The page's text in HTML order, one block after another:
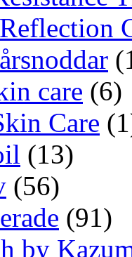
care (6)
Care
(13)
(56)
(91)
by